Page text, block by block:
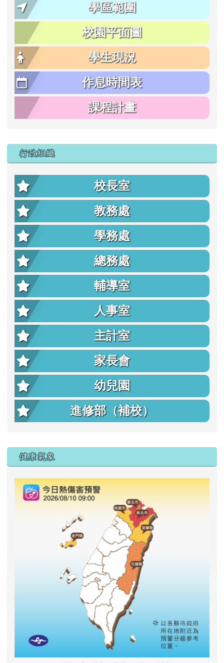
學區範圍
校園平面圖
學生現況
作息時間表
課程計畫
行政組織
校長室
教務處
學務處
總務處
輔導室
人事室
主計室
家長會
幼兒園
進修部（補校）
右邊區域內容
健康氣象